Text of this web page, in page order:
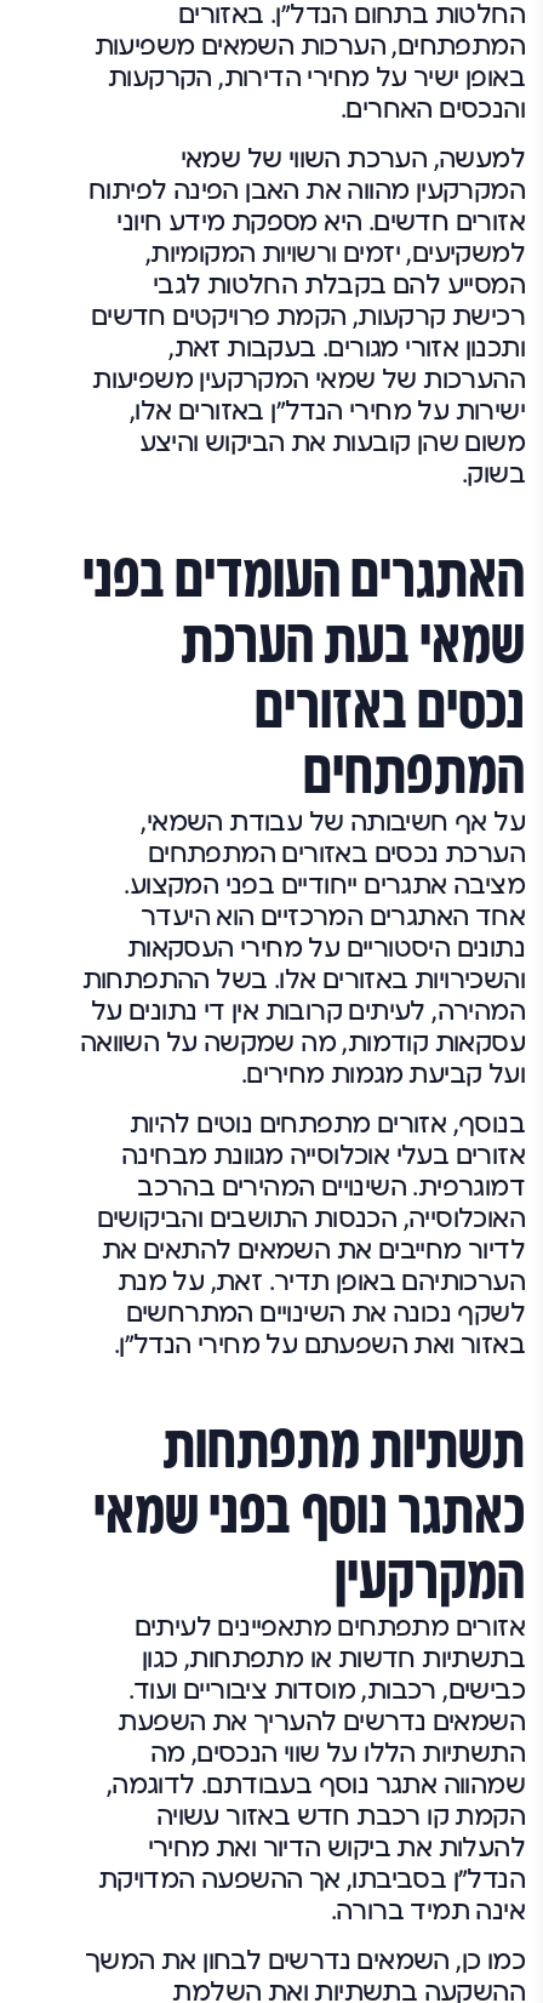
החלטות בתחום הנדל"ן. באזורים
המתפתחים, הערכות השמאים משפיעות
באופן ישיר על מחירי הדירות, הקרקעות
והנכסים האחרים.
למעשה, הערכת השווי של שמאי
המקרקעין מהווה את האבן הפינה לפיתוח
אזורים חדשים. היא מספקת מידע חיוני
למשקיעים, יזמים ורשויות המקומיות,
המסייע להם בקבלת החלטות לגבי
רכישת קרקעות, הקמת פרויקטים חדשים
ותכנון אזורי מגורים. בעקבות זאת,
ההערכות של שמאי המקרקעין משפיעות
ישירות על מחירי הנדל"ן באזורים אלו,
משום שהן קובעות את הביקוש והיצע
בשוק.
האתגרים העומדים בפני
שמאי בעת הערכת
נכסים באזורים
המתפתחים
על אף חשיבותה של עבודת השמאי,
הערכת נכסים באזורים המתפתחים
מציבה אתגרים ייחודיים בפני המקצוע.
אחד האתגרים המרכזיים הוא היעדר
נתונים היסטוריים על מחירי העסקאות
והשכירויות באזורים אלו. בשל ההתפתחות
המהירה, לעיתים קרובות אין די נתונים על
עסקאות קודמות, מה שמקשה על השוואה
ועל קביעת מגמות מחירים.
בנוסף, אזורים מתפתחים נוטים להיות
אזורים בעלי אוכלוסייה מגוונת מבחינה
דמוגרפית. השינויים המהירים בהרכב
האוכלוסייה, הכנסות התושבים והביקושים
לדיור מחייבים את השמאים להתאים את
הערכותיהם באופן תדיר. זאת, על מנת
לשקף נכונה את השינויים המתרחשים
באזור ואת השפעתם על מחירי הנדל"ן.
תשתיות מתפתחות
כאתגר נוסף בפני שמאי
המקרקעין
אזורים מתפתחים מתאפיינים לעיתים
בתשתיות חדשות או מתפתחות, כגון
כבישים, רכבות, מוסדות ציבוריים ועוד.
השמאים נדרשים להעריך את השפעת
התשתיות הללו על שווי הנכסים, מה
שמהווה אתגר נוסף בעבודתם. לדוגמה,
הקמת קו רכבת חדש באזור עשויה
להעלות את ביקוש הדיור ואת מחירי
הנדל"ן בסביבתו, אך ההשפעה המדויקת
אינה תמיד ברורה.
כמו כן, השמאים נדרשים לבחון את המשך
ההשקעה בתשתיות ואת השלמת